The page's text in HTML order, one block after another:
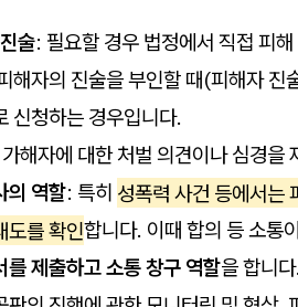
술: 필요할 경우 법정에서 직접 피
해자의 진술을 부인할 때(피해자 진
신청하는 경우입니다.
해자에 대한 처벌 의견이나 심경을
의 역할: 특히 성폭력 사건 등에서는
도를 확인합니다. 이때 합의 등 소통
를 제출하고 소통 창구 역할을 합니